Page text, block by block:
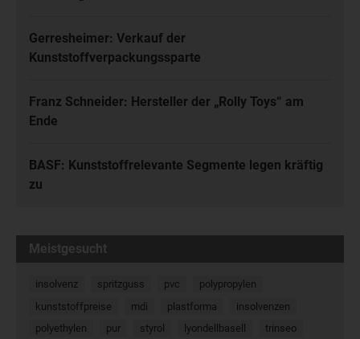
Gerresheimer: Verkauf der
Kunststoffverpackungssparte
Franz Schneider: Hersteller der „Rolly Toys“ am
Ende
BASF: Kunststoffrelevante Segmente legen kräftig
zu
Meistgesucht
insolvenz spritzguss pvc
polypropylen
kunststoffpreise
mdi plastforma
insolvenzen
polyethylen
pur styrol lyondellbasell
trinseo